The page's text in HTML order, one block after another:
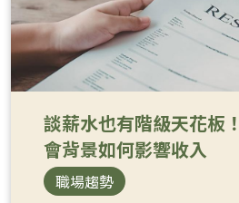
談薪水也有階級天花板
會背景如何影響收入
職場趨勢